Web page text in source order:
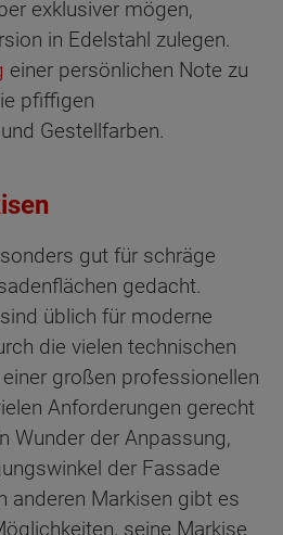
exklusiver mögen,
in Edelstahl zulegen.
einer persönlichen Note zu
pfiffigen
Gestellfarben.
gut für schräge
gedacht.
üblich für moderne
die vielen technischen
großen professionellen
Anforderungen gerecht
Wunder der Anpassung,
der Fassade
anderen Markisen gibt es
seine Markise